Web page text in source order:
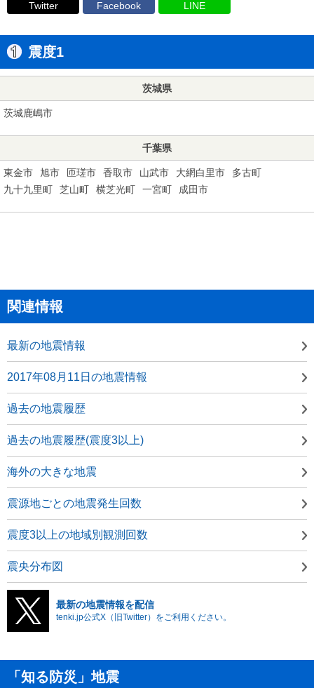
Twitter Facebook LINE
震度1
茨城県
茨城鹿嶋市
千葉県
東金市 旭市 匝瑳市 香取市 山武市 大網白里市
多古町
九十九里町
芝山町 横芝光町 一宮町 成田市
関連情報
最新の地震情報
2017年08月11日の地震情報
過去の地震履歴
過去の地震履歴(震度3以上)
海外の大きな地震
震源地ごとの地震発生回数
震度3以上の地域別観測回数
震央分布図
最新の地震情報を配信
tenki.jp公式X（旧Twitter）をご利用ください。
「知る防災」地震